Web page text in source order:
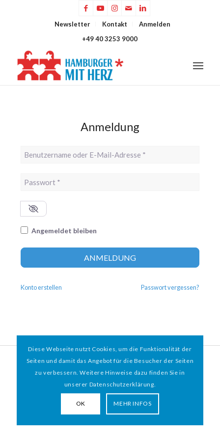
Newsletter Kontakt
Anmelden
+49 40 3253 9000
Anmeldung
Benutzername oder E-Mail-Adresse
Passwort *
Angemeldet bleiben
ANMELDUNG
Konto erstellen Passwort vergessen?
© 2026 HAMBURGER*MIT HERZ e.V. | WEBDESIGN BY WEBIGAMI
Diese Webseite nutzt Cookies, um die Funktionalität der
Seiten und damit das Angebot für die Besucher der Seiten
zu verbessern. Weitere Hinweise dazu finden Sie in
unserer Datenschutzerklärung.
OK MEHR INFOS